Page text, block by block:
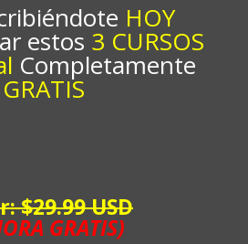
HOY
estos 3 CURSOS
Completamente
GRATIS
$29.99 USD
GRATIS)